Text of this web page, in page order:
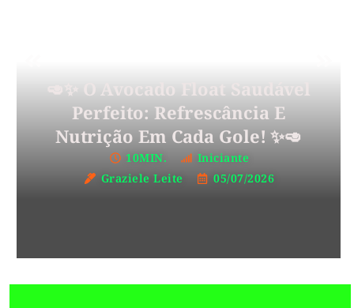
🥑✨ O Avocado Float Saudável
Perfeito: Refrescância E
Nutrição Em Cada Gole! ✨🥑
10MIN.
Iniciante
Graziele Leite
05/07/2026